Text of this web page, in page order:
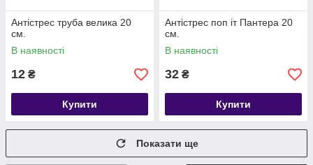
Антістрес труба велика 20
см.
В наявності
12 ₴
Купити
Антістрес поп іт Пантера 20
см.
В наявності
32 ₴
Купити
Показати ще